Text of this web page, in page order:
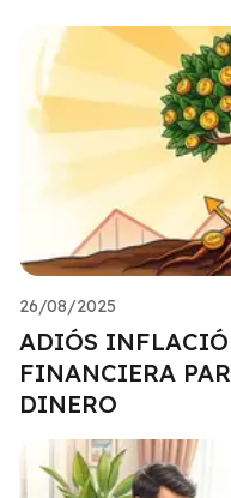
26/08/2025
ADIÓS
FINANCIERA
DINERO